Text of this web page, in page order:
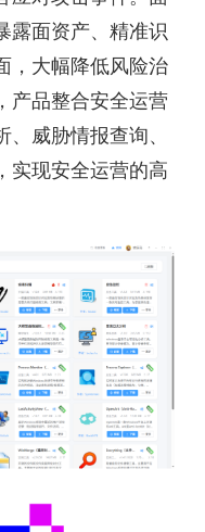
露面资产、精准识
，大幅降低风险治
产品整合安全运营
威胁情报查询、
实现安全运营的高